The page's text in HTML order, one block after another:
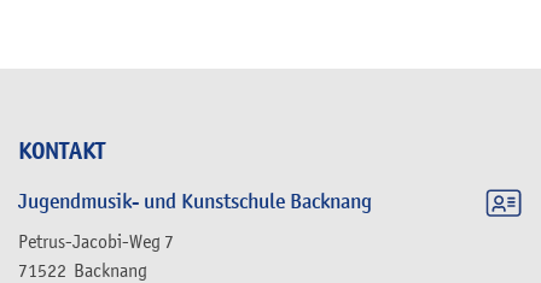
KONTAKT
Jugendmusik- und Kunstschule Backnang
Petrus-Jacobi-Weg 7
71522 Backnang